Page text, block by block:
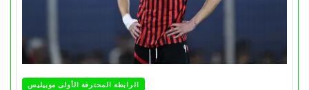
الرابطة المحترفة الأولى موبيليس